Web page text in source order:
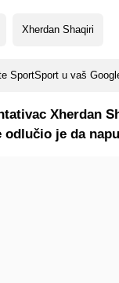
Xherdan Shaqiri
SportSport u vaš
Xherdan
odlučio je da